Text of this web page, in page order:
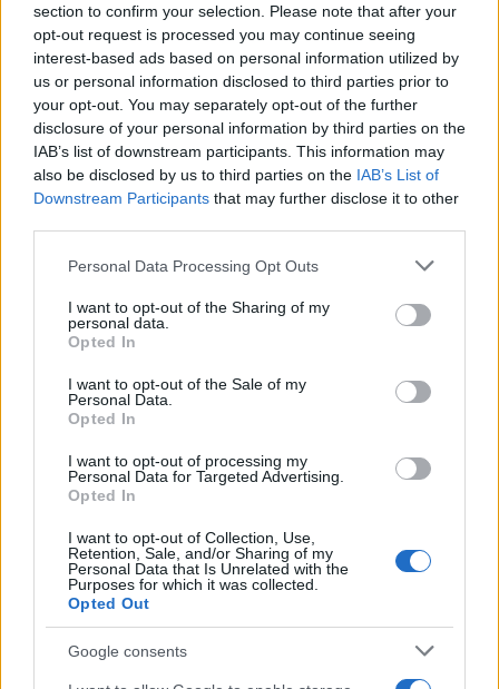
section to confirm your selection. Please note that after your
opt-out request is processed you may continue seeing
interest-based ads based on personal information utilized by
us or personal information disclosed to third parties prior to
your opt-out. You may separately opt-out of the further
disclosure of your personal information by third parties on the
IAB’s list of downstream participants. This information may
also be disclosed by us to third parties on the IAB’s List of
Downstream Participants that may further disclose it to other
Please note that this website/app uses one or more Google
not limited to your visit or usage behaviour. You may click to
grant or deny consent to Google and its third-party tags to
use your data for below specified purposes in below Google
consent section.
Personal Data Processing Opt Outs
I want to opt-out of the Sharing of my
personal data.
Opted In
I want to opt-out of the Sale of my
Personal Data.
Opted In
I want to opt-out of processing my
Personal Data for Targeted Advertising.
Opted In
I want to opt-out of Collection, Use,
Retention, Sale, and/or Sharing of my
Personal Data that Is Unrelated with the
Purposes for which it was collected.
Opted Out
Google consents
έξω από νεκροταφείο, τις οποίες… διαισθάνθηκε
και κατέγραψε η κάμερα του Tesla που οδηγούσε
μια κοπέλα. Πολλοί χρήστες σχολιάζουν
χιουμοριστικά — ιδιαίτερα για ένα «φάντασμα με
ποδήλατο» που εμφανίζεται στιγμιαία στην εικόνα.
A Tesla driver showed off the people walking that
the car detected while passing a cemetery.
@elonmusk
pic.twitter.com/PPVZnxqc0d
— Scarface (@scarfaceroar)
«Το AI μοντέλο της Tesla έχει εκπαιδευτεί να
(π.χ. άνθρωπος, ποδήλατο, κώνος). Όταν
μπερδευτεί (ιδίως σε συνθήκες χαμηλού φωτισμού)
, προβάλλει φιγούρες που δεν υπάρχουν
πραγματικά. Έχει καταγραφεί σε πολλά μέρη του
κόσμου, όχι μόνο στην Ελλάδα».